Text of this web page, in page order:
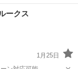
２、パートを
された方やローンが
ークス
1月25日